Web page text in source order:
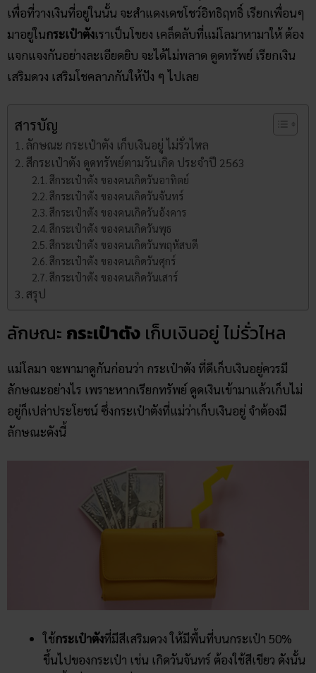
เพื่อที่วางเงินที่อยู่ในนั้น จะสำแดงเดชโชว์อิทธิฤทธิ์ เรียกเพื่อนๆ
มาอยู่ในกระเป๋าตังเราเป็นโขยง เคล็ดลับที่แม่โลมาหามาให้ ต้อง
แจกแจงกันอย่างละเอียดยิบ จะได้ไม่พลาด ดูดทรัพย์ เรียกเงิน
เสริมดวง เสริมโชคลาภกันให้ปัง ๆ ไปเลย
สารบัญ
ลักษณะ กระเป๋าตัง เก็บเงินอยู่ ไม่รั่วไหล
สีกระเป๋าตัง ดูดทรัพย์ตามวันเกิด ประจำปี 2563
สีกระเป๋าตัง ของคนเกิดวันอาทิตย์
สีกระเป๋าตัง ของคนเกิดวันจันทร์
สีกระเป๋าตัง ของคนเกิดวันอังคาร
สีกระเป๋าตัง ของคนเกิดวันพุธ
สีกระเป๋าตัง ของคนเกิดวันพฤหัสบดี
สีกระเป๋าตัง ของคนเกิดวันศุกร์
สีกระเป๋าตัง ของคนเกิดวันเสาร์
สรุป
ลักษณะ กระเป๋าตัง เก็บเงินอยู่ ไม่รั่วไหล
แม่โลมา จะพามาดูกันก่อนว่า กระเป๋าตัง ที่ดีเก็บเงินอยู่ควรมี
ลักษณะอย่างไร เพราะหากเรียกทรัพย์ ดูดเงินเข้ามาแล้วเก็บไม่
อยู่ก็เปล่าประโยชน์ ซึ่งกระเป๋าตังที่แม่ว่าเก็บเงินอยู่ จำต้องมี
ลักษณะดังนี้
ใช้กระเป๋าตังที่มีสีเสริมดวง ให้มีพื้นที่บนกระเป๋า 50%
ขึ้นไปของกระเป๋า เช่น เกิดวันจันทร์ ต้องใช้สีเขียว ดังนั้น